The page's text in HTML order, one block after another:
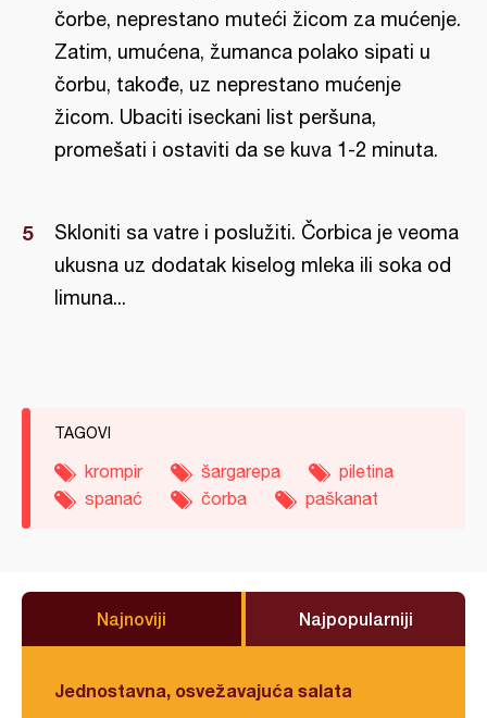
čorbe, neprestano muteći žicom za mućenje.
Zatim, umućena, žumanca polako sipati u
čorbu, takođe, uz neprestano mućenje
žicom. Ubaciti iseckani list peršuna,
promešati i ostaviti da se kuva 1-2 minuta.
Skloniti sa vatre i poslužiti. Čorbica je veoma
ukusna uz dodatak kiselog mleka ili soka od
limuna...
TAGOVI
krompir šargarepa
piletina
spanać
čorba paškanat
Najnoviji Najpopularniji
Jednostavna, osvežavajuća salata